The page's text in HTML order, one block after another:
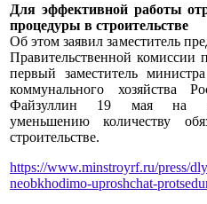
Для эффективной работы
процедуры в строительстве
Об этом заявил заместитель
Правительственной комиссии
первый заместитель
коммунального хозяйства
Файзуллин 19 мая на
уменьшению количеству
строительстве.
https://www.minstroyrf.ru/press/
neobkhodimo-uproshchat-